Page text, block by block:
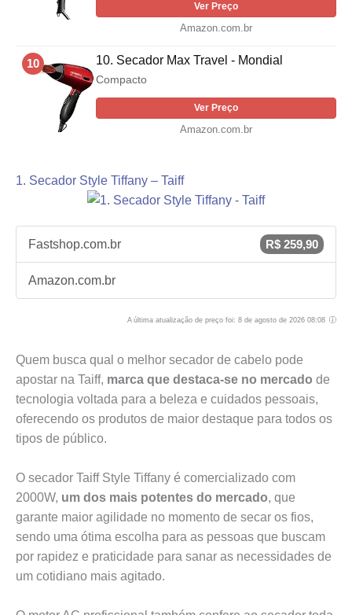
Ver Preço
Amazon.com.br
10 10. Secador Max Travel - Mondial
Compacto
Ver Preço
Amazon.com.br
1. Secador Style Tiffany – Taiff
Fastshop.com.br R$ 259,90
Amazon.com.br
A última atualização de preço foi: 8 de agosto de 2026 08:08
Quem busca qual o melhor secador de cabelo pode
apostar na Taiff, marca que destaca-se no mercado de
tecnologia voltada para a beleza e cuidados pessoais,
oferecendo os produtos de maior destaque para todos os
tipos de público.
O secador Taiff Style Tiffany é comercializado com
2000W, um dos mais potentes do mercado, que
garante maior agilidade no momento de secar os fios,
sendo uma ótima escolha para as pessoas que buscam
por rapidez e praticidade para sanar as necessidades de
um cotidiano mais agitado.